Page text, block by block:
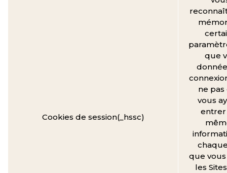
Cookies de session(_hssc)
que
ne
vous
entrer
que vous
les